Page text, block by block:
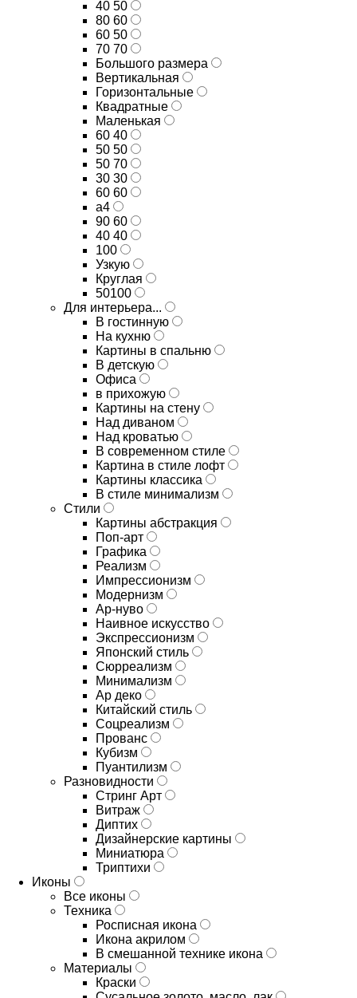
40 50
80 60
60 50
70 70
Большого размера
Вертикальная
Горизонтальные
Квадратные
Маленькая
60 40
50 50
50 70
30 30
60 60
а4
90 60
40 40
100
Узкую
Круглая
50100
Для интерьера...
В гостинную
На кухню
Картины в спальню
В детскую
Офиса
в прихожую
Картины на стену
Над диваном
Над кроватью
В современном стиле
Картина в стиле лофт
Картины классика
В стиле минимализм
Стили
Картины абстракция
Поп-арт
Графика
Реализм
Импрессионизм
Модернизм
Ар-нуво
Наивное искусство
Экспрессионизм
Японский стиль
Сюрреализм
Минимализм
Ар деко
Китайский стиль
Соцреализм
Прованс
Кубизм
Пуантилизм
Разновидности
Стринг Арт
Витраж
Диптих
Дизайнерские картины
Миниатюра
Триптихи
Иконы
Все иконы
Техника
Росписная икона
Икона акрилом
В смешанной технике икона
Материалы
Краски